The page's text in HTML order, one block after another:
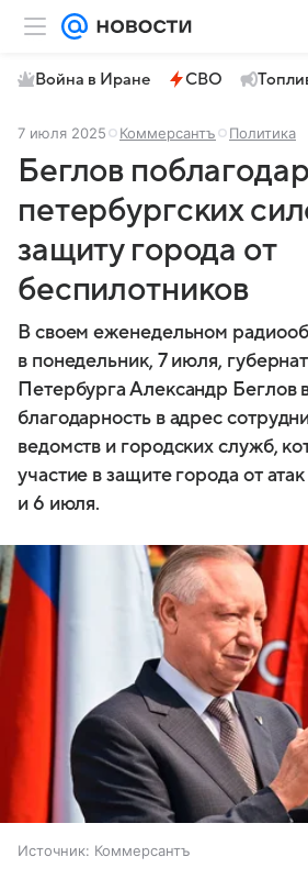
Война в Иране СВО
7 июля 2025 Коммерсантъ Политика
Беглов
петербургских
защиту города от
беспилотников
В своем еженедельном
в понедельник, 7 июля,
Петербурга Александр Беглов
благодарность в адрес
ведомств и городских служб,
участие в защите города от
и 6 июля.
Источник: Коммерсантъ